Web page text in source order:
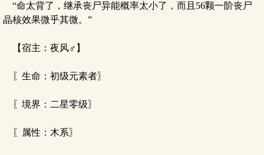
“命太背了，继承丧尸异能概率太小了，而且56颗一阶丧尸
晶核效果微乎其微。”
【宿主：夜风♂】
〖生命：初级元素者〗
〖境界：二星零级〗
〖属性：木系〗